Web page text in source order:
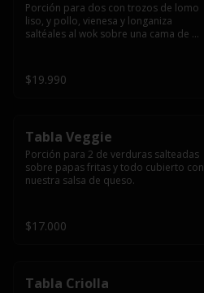
Porción para dos con trozos de lomo
liso, y pollo, vienesa y longaniza
saltéales al wok sobre una cama de
$19.990
Tabla Veggie
Porción para 2 de verduras salteadas
sobre papas fritas y todo cubierto con
nuestra salsa de queso.
$17.000
Tabla Criolla